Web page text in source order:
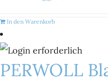
In den Warenkorb
PERWOLL